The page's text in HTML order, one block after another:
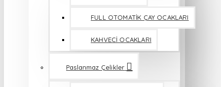
FULL OTOMATİK ÇAY OCAKLARI
KAHVECİ OCAKLARI
Paslanmaz Çelikler